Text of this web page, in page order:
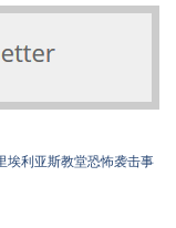
埃利亚斯教堂恐怖袭击事